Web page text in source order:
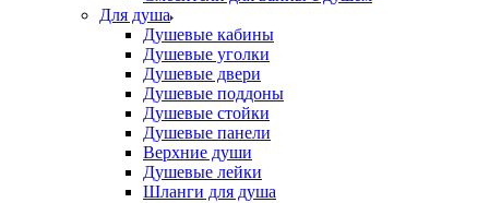
Для душа
Душевые кабины
Душевые уголки
Душевые двери
Душевые поддоны
Душевые стойки
Душевые панели
Верхние души
Душевые лейки
Шланги для душа